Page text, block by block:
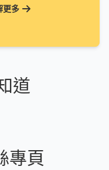
更多
道
專頁